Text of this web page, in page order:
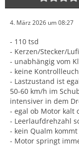
4. März 2026 um 08:27
- 110 tsd
- Kerzen/Stecker/
- unabhängig vom
- keine
- Lastzustand ist
50-60 km/h im
intensiver in dem
- egal ob Motor kalt
- Leerlaufdrehzahl
- kein Qualm
- Motor springt